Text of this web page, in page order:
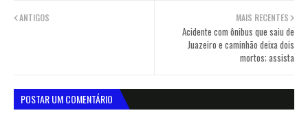
MAIS RECENTES
Acidente com ônibus que saiu de
Juazeiro e caminhão deixa dois
mortos; assista
ANTIGOS
POSTAR UM COMENTÁRIO